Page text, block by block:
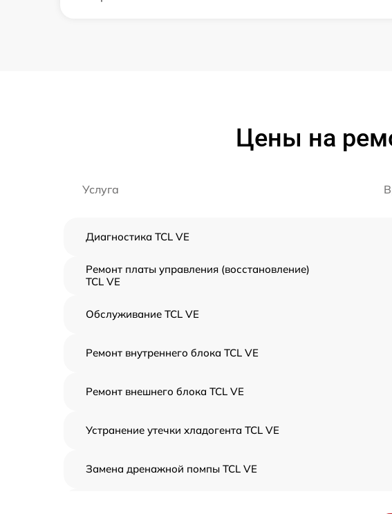
Цены на
Услуга
Диагностика TCL VE
Ремонт платы управления (восстановление)
TCL VE
Обслуживание TCL VE
Ремонт внутреннего блока TCL VE
Ремонт внешнего блока TCL VE
Устранение утечки хладогента TCL VE
Замена дренажной помпы TCL VE